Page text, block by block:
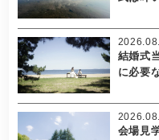
結婚式
に必要
会場見